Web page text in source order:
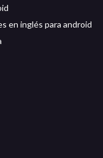
en inglés para android